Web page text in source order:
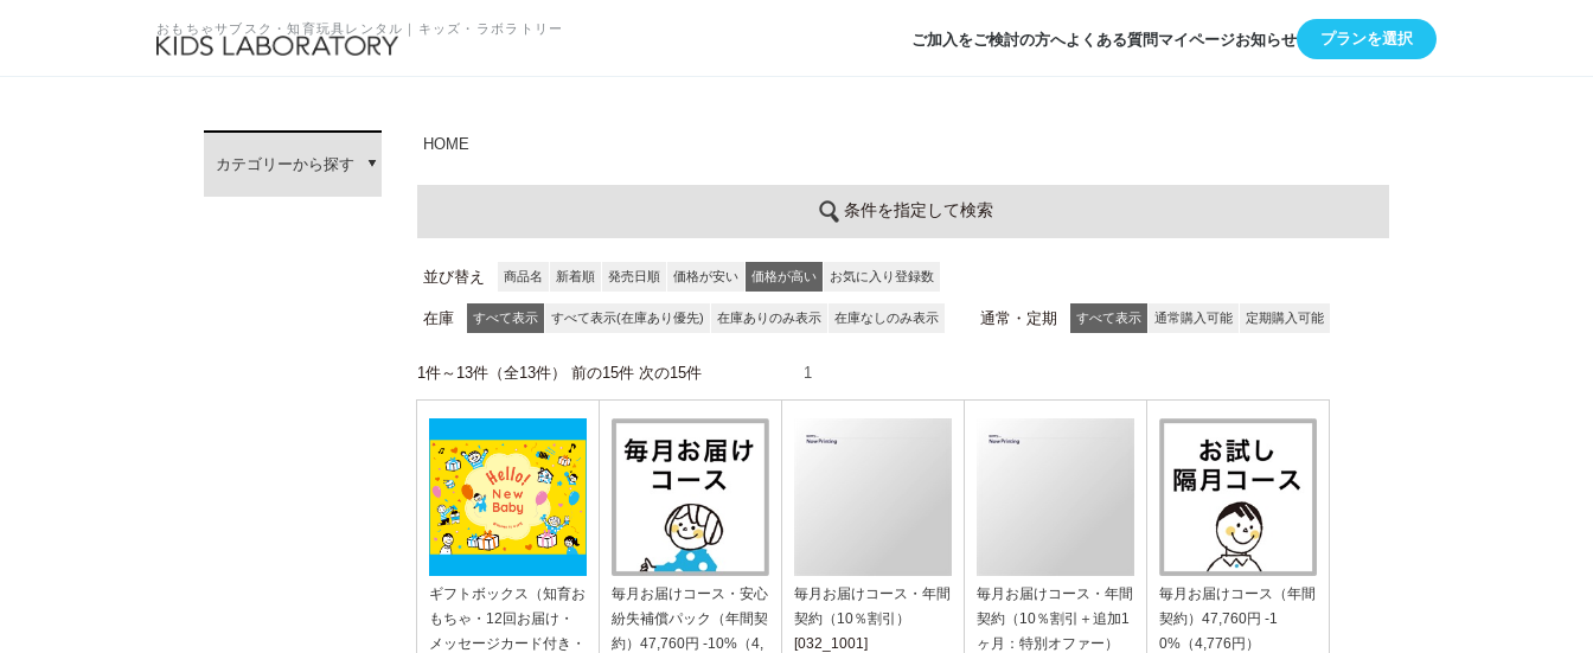
おもちゃサブスク・知育玩具レンタル｜キッズ・ラボラトリー
ご加入をご検討の方へよくある質問マイページお知らせ プランを選択
カテゴリーから探す
HOME
条件を指定して検索
並び替え 商品名 新着順 発売日順 価格が安い 価格が高い お気に入り登録数
在庫 すべて表示 すべて表示(在庫あり優先) 在庫ありのみ表示 在庫なしのみ表示 通常・定期 すべて表示 通常購入可能 定期購入可能
1件～13件（全13件） 前の15件 次の15件 1
ギフトボックス（知育お
もちゃ・12回お届け・
メッセージカード付き・
毎月お届けコース・安心
紛失補償パック（年間契
約）47,760円 -10%（4,
毎月お届けコース・年間
契約（10％割引）
[032_1001]
毎月お届けコース・年間
契約（10％割引＋追加1
ヶ月：特別オファー）
毎月お届けコース（年間
契約）47,760円 -1
0%（4,776円）